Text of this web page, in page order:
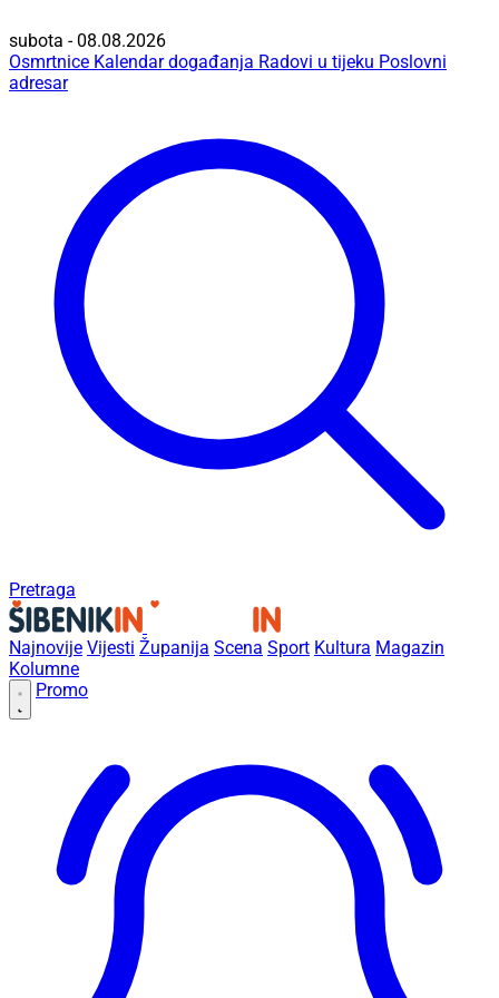
subota - 08.08.2026
Osmrtnice Kalendar događanja Radovi u tijeku Poslovni
adresar
Pretraga
Najnovije Vijesti Županija Scena Sport Kultura Magazin
Kolumne
Promo